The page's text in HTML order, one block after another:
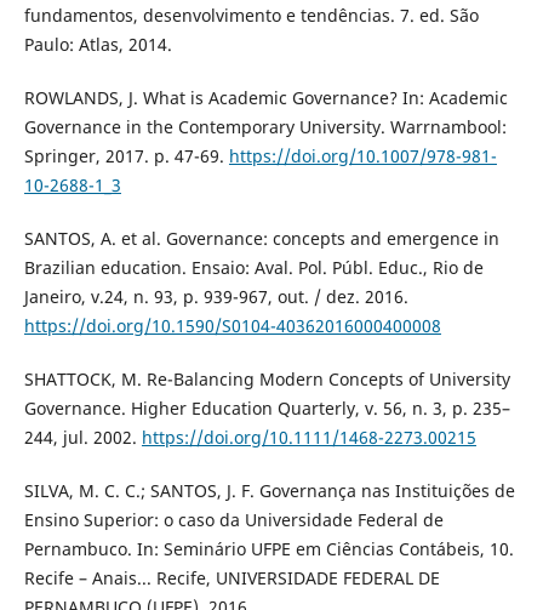
fundamentos, desenvolvimento e tendências. 7. ed. São
Paulo: Atlas, 2014.
ROWLANDS, J. What is Academic Governance? In: Academic
Governance in the Contemporary University. Warrnambool:
Springer, 2017. p. 47-69. https://doi.org/10.1007/978-981-
10-2688-1_3
SANTOS, A. et al. Governance: concepts and emergence in
Brazilian education. Ensaio: Aval. Pol. Públ. Educ., Rio de
Janeiro, v.24, n. 93, p. 939-967, out. / dez. 2016.
https://doi.org/10.1590/S0104-40362016000400008
SHATTOCK, M. Re-Balancing Modern Concepts of University
Governance. Higher Education Quarterly, v. 56, n. 3, p. 235–
244, jul. 2002. https://doi.org/10.1111/1468-2273.00215
SILVA, M. C. C.; SANTOS, J. F. Governança nas Instituições de
Ensino Superior: o caso da Universidade Federal de
Pernambuco. In: Seminário UFPE em Ciências Contábeis, 10.
Recife – Anais... Recife, UNIVERSIDADE FEDERAL DE